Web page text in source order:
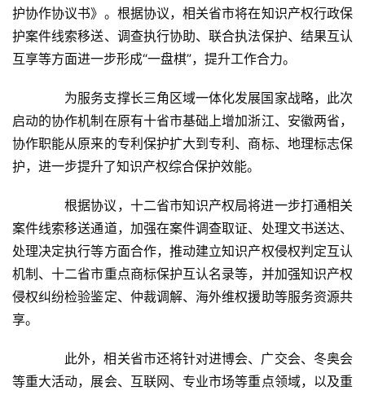
首
页
新
闻
护协作协议书》。根据协议，相关省市将在知识产权行政保
护案件线索移送、调查执行协助、联合执法保护、结果互认
互享等方面进一步形成“一盘棋”，提升工作合力。
为服务支撑长三角区域一体化发展国家战略，此次
启动的协作机制在原有十省市基础上增加浙江、安徽两省，
协作职能从原来的专利保护扩大到专利、商标、地理标志保
护，进一步提升了知识产权综合保护效能。
根据协议，十二省市知识产权局将进一步打通相关
案件线索移送通道，加强在案件调查取证、处理文书送达、
处理决定执行等方面合作，推动建立知识产权侵权判定互认
机制、十二省市重点商标保护互认名录等，并加强知识产权
侵权纠纷检验鉴定、仲裁调解、海外维权援助等服务资源共
享。
此外，相关省市还将针对进博会、广交会、冬奥会
等重大活动，展会、互联网、专业市场等重点领域，以及重